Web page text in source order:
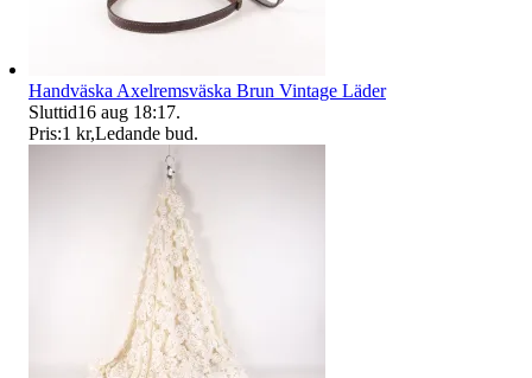
Handväska Axelremsväska Brun Vintage Läder
Sluttid16 aug 18:17.
Pris:1 kr,Ledande bud.